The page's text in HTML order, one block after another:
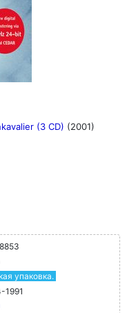
(3 CD) (2001)
упаковка.
1991